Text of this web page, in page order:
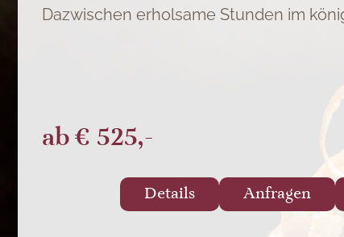
Dazwischen erholsame Stunden im
ab € 525,-
Details Anfragen